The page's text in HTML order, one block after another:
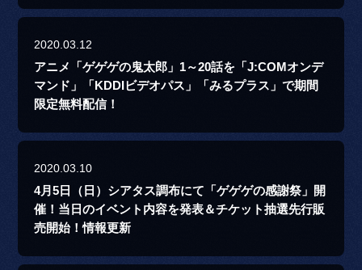
2020.03.12
アニメ「ゲゲゲの鬼太郎」1～20話を「J:COMオンデ
マンド」「KDDIビデオパス」「みるプラス」で期間
限定無料配信！
2020.03.10
4月5日（日）シアタス調布にて「ゲゲゲの感謝祭」開
催！当日のイベント内容を発表＆チケット抽選先行販
売開始！情報更新